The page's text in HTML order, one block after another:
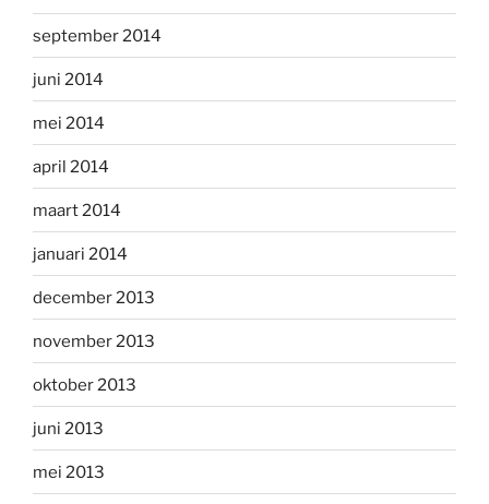
september 2014
juni 2014
mei 2014
april 2014
maart 2014
januari 2014
december 2013
november 2013
oktober 2013
juni 2013
mei 2013